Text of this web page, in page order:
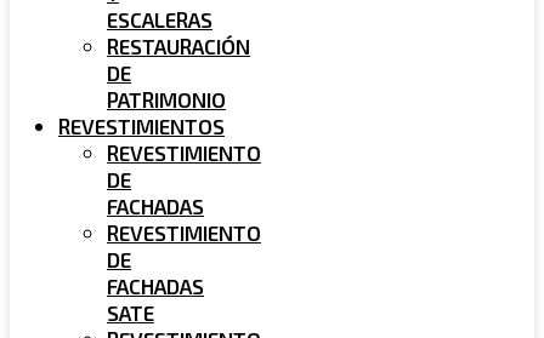
ESCALERAS
RESTAURACIÓN
DE
PATRIMONIO
REVESTIMIENTOS
REVESTIMIENTO
DE
FACHADAS
REVESTIMIENTO
DE
FACHADAS
SATE